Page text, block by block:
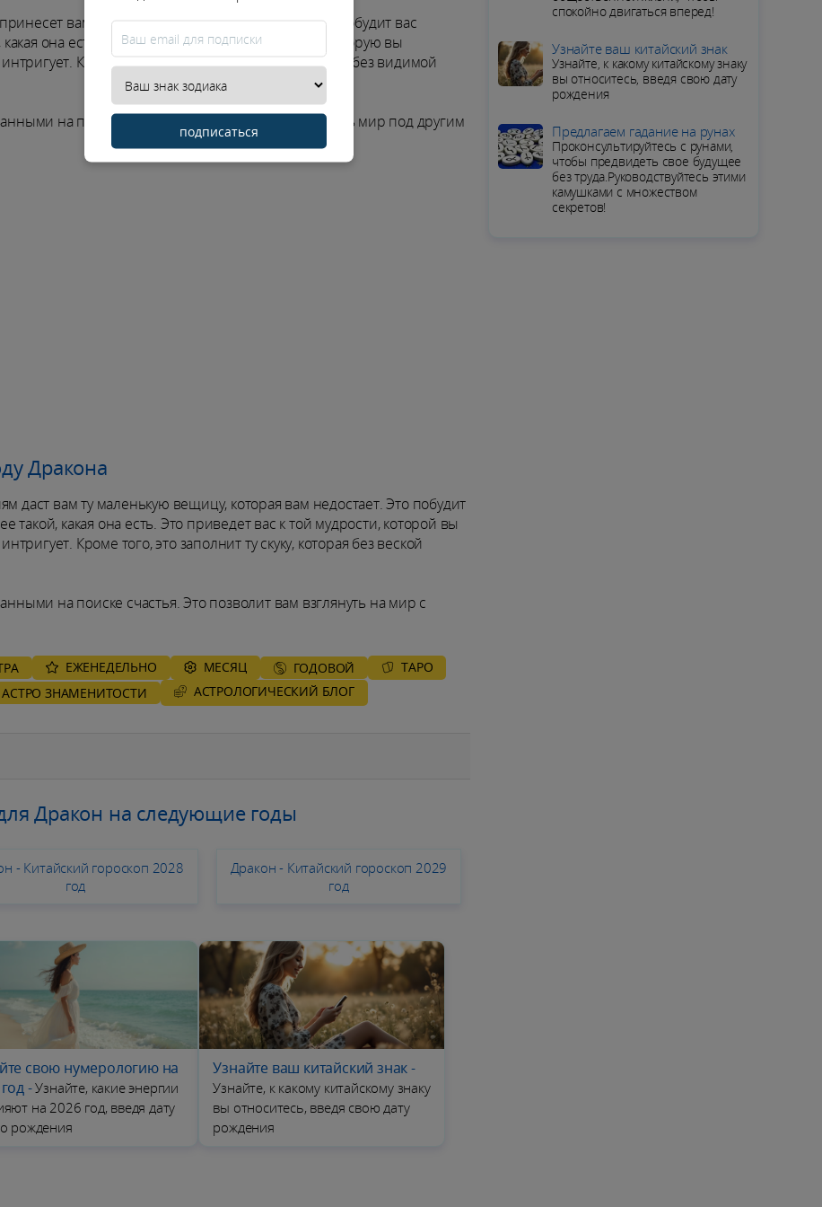
вам тот самый недостающий штрих. Это побудит вас
она есть. Это приведет вас к той мудрости, которую вы
Кроме того, это заполнит ту скуку, которая без видимой
на поиске счастья. Это позволит вам увидеть мир под другим
Дракона
даст вам ту маленькую вещицу, которая вам недостает. Это побудит
какая она есть. Это приведет вас к той мудрости, которой вы
Кроме того, это заполнит ту скуку, которая без веской
на поиске счастья. Это позволит вам взглянуть на мир с
ЕЖЕНЕДЕЛЬНО MЕСЯЦ ГОДОВОЙ
ТАРО
АСТРО ЗНАМЕНИТОСТИ AСТРОЛОГИЧЕСКИЙ БЛОГ
Дракон на следующие годы
- Китайский гороскоп 2028
год
Дракон - Китайский гороскоп 2029
год
свою нумерологию на
-Узнайте, какие энергии
на 2026 год, введя дату
рождения
Узнайте ваш китайский знак-
Узнайте, к какому китайскому знаку
вы относитесь, введя свою дату
рождения
спокойно двигаться вперед!
Узнайте ваш китайский знак
Узнайте, к какому китайскому знаку
вы относитесь, введя свою дату
рождения
Предлагаем гадание на рунах
Проконсультируйтесь с рунами,
чтобы предвидеть свое будущее
без труда.Руководствуйтесь этими
камушками с множеством
секретов!
подписаться